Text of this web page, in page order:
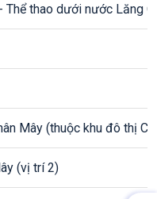
Thể thao dưới nước Lăng
Mây (thuộc khu đô thị
(vị trí 2)